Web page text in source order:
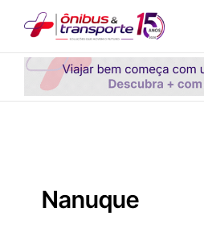
conteúdo
Nanuque